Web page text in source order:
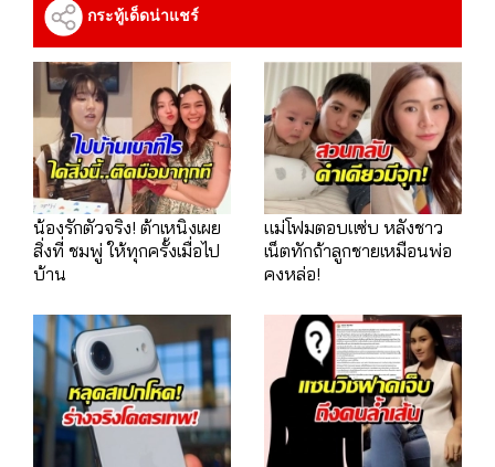
กระทู้เด็ดน่าแชร์
น้องรักตัวจริง! ต้าเหนิงเผย
สิ่งที่ ชมพู่ ให้ทุกครั้งเมื่อไป
บ้าน
แม่โฟมตอบแซ่บ หลังชาว
เน็ตทักถ้าลูกชายเหมือนพ่อ
คงหล่อ!